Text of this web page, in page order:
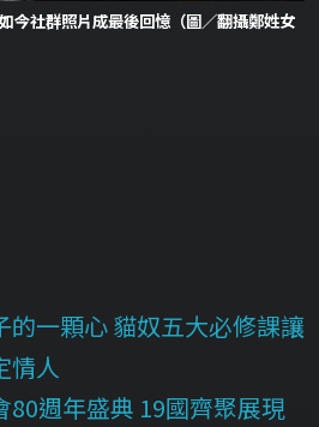
今社群照片成最後回憶（圖／翻攝鄭姓女
的一顆心 貓奴五大必修課讓
情人
80週年盛典 19國齊聚展現